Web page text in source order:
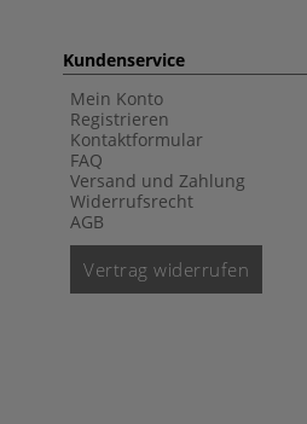
Kundenservice
Mein Konto
Registrieren
Kontaktformular
FAQ
Versand und Zahlung
Widerrufsrecht
AGB
Vertrag widerrufen